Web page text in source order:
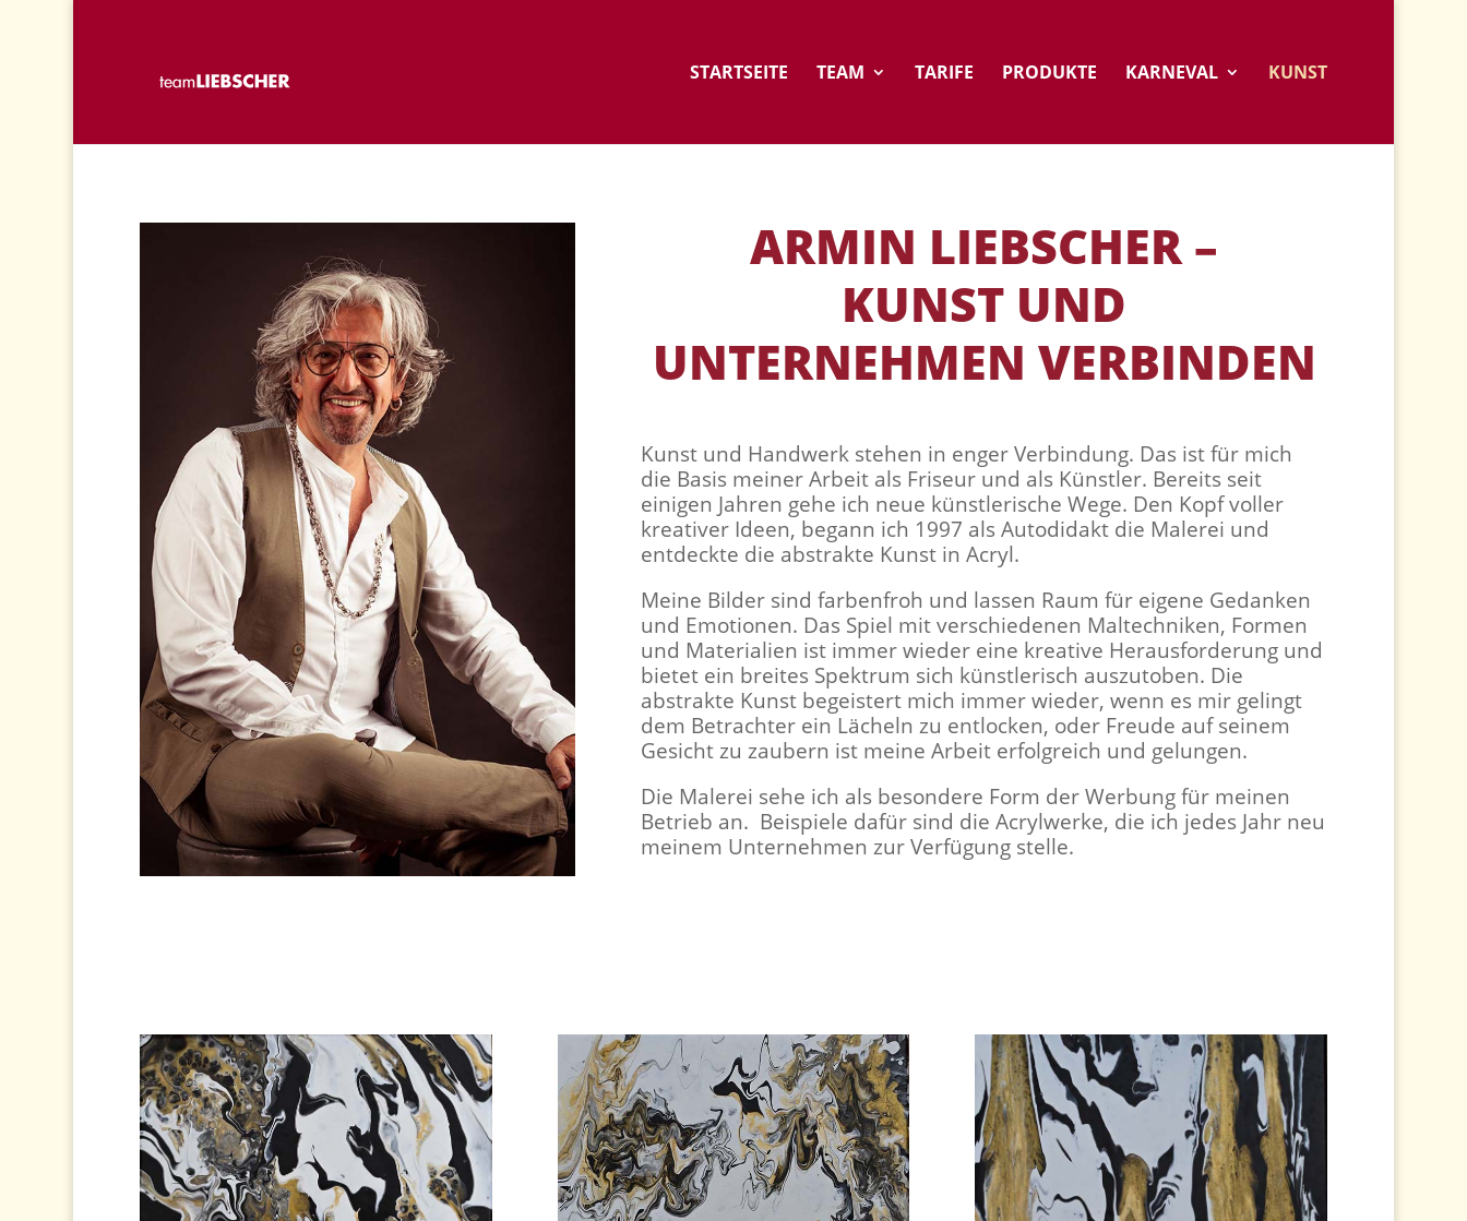
STARTSEITE TEAM TARIFE PRODUKTE KARNEVAL KUNST
ARMIN LIEBSCHER –
KUNST UND
UNTERNEHMEN VERBINDEN
Kunst und Handwerk stehen in enger Verbindung. Das ist für mich
die Basis meiner Arbeit als Friseur und als Künstler. Bereits seit
einigen Jahren gehe ich neue künstlerische Wege. Den Kopf voller
kreativer Ideen, begann ich 1997 als Autodidakt die Malerei und
entdeckte die abstrakte Kunst in Acryl.
Meine Bilder sind farbenfroh und lassen Raum für eigene Gedanken
und Emotionen. Das Spiel mit verschiedenen Maltechniken, Formen
und Materialien ist immer wieder eine kreative Herausforderung und
bietet ein breites Spektrum sich künstlerisch auszutoben. Die
abstrakte Kunst begeistert mich immer wieder, wenn es mir gelingt
dem Betrachter ein Lächeln zu entlocken, oder Freude auf seinem
Gesicht zu zaubern ist meine Arbeit erfolgreich und gelungen.
Die Malerei sehe ich als besondere Form der Werbung für meinen
Betrieb an. Beispiele dafür sind die Acrylwerke, die ich jedes Jahr neu
meinem Unternehmen zur Verfügung stelle.